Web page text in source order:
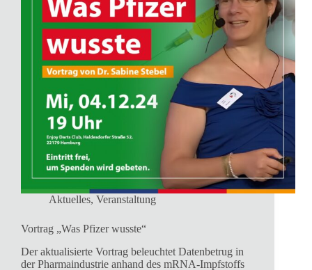
Aktuelles, Veranstaltung
Vortrag „Was Pfizer wusste“
Der aktualisierte Vortrag beleuchtet Datenbetrug in
der Pharmaindustrie anhand des mRNA-Impfstoffs